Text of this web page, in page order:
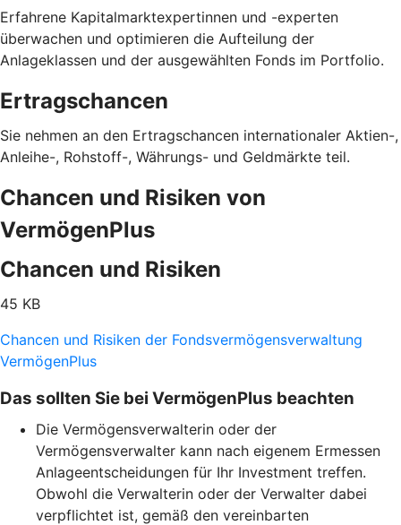
Erfahrene Kapitalmarktexpertinnen und -experten
überwachen und optimieren die Aufteilung der
Anlageklassen und der ausgewählten Fonds im Portfolio.
Ertragschancen
Sie nehmen an den Ertragschancen internationaler Aktien-,
Anleihe-, Rohstoff-, Währungs- und Geldmärkte teil.
Chancen und Risiken von
VermögenPlus
Chancen und Risiken
45 KB
Chancen und Risiken der Fondsvermögensverwaltung
VermögenPlus
Das sollten Sie bei VermögenPlus beachten
Die Vermögensverwalterin oder der
Vermögensverwalter kann nach eigenem Ermessen
Anlageentscheidungen für Ihr Investment treffen.
Obwohl die Verwalterin oder der Verwalter dabei
verpflichtet ist, gemäß den vereinbarten